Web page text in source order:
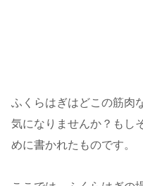
ふくらはぎはどこの筋肉
気になりませんか？もし
めに書かれたものです。